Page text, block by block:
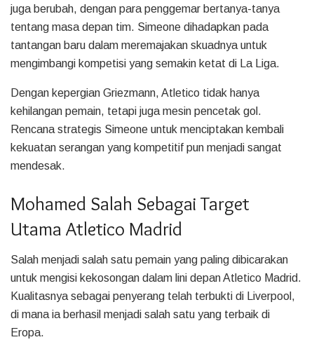
juga berubah, dengan para penggemar bertanya-tanya
tentang masa depan tim. Simeone dihadapkan pada
tantangan baru dalam meremajakan skuadnya untuk
mengimbangi kompetisi yang semakin ketat di La Liga.
Dengan kepergian Griezmann, Atletico tidak hanya
kehilangan pemain, tetapi juga mesin pencetak gol.
Rencana strategis Simeone untuk menciptakan kembali
kekuatan serangan yang kompetitif pun menjadi sangat
mendesak.
Mohamed Salah Sebagai Target
Utama Atletico Madrid
Salah menjadi salah satu pemain yang paling dibicarakan
untuk mengisi kekosongan dalam lini depan Atletico Madrid.
Kualitasnya sebagai penyerang telah terbukti di Liverpool,
di mana ia berhasil menjadi salah satu yang terbaik di
Eropa.